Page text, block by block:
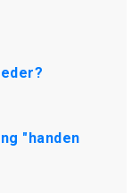
"handen